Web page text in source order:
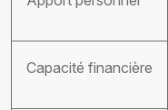
Capacité financière